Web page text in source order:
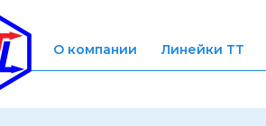
О компании Линейки ТТ